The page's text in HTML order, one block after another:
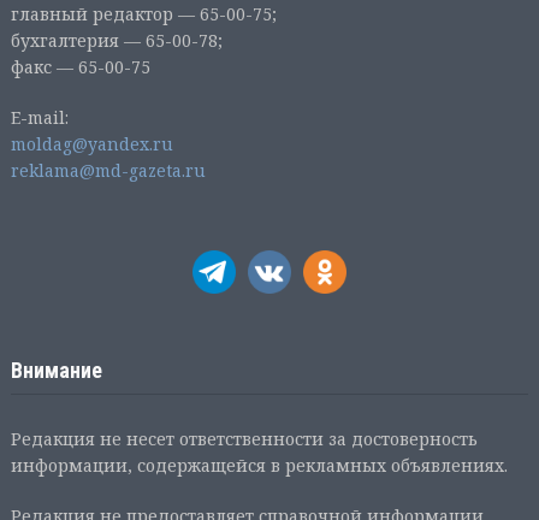
главный редактор — 65-00-75;
бухгалтерия — 65-00-78;
факс — 65-00-75
E-mail:
moldag@yandex.ru
reklama@md-gazeta.ru
Внимание
Редакция не несет ответственности за достоверность
информации, содержащейся в рекламных объявлениях.